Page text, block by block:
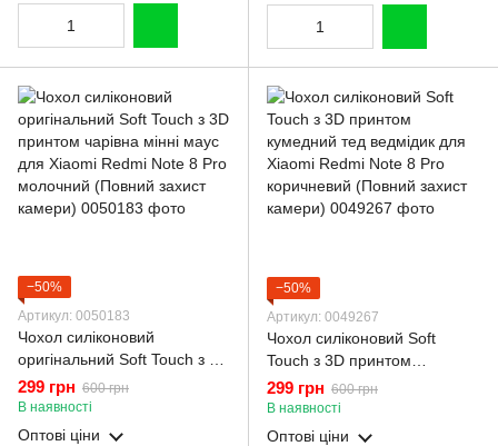
−50%
Артикул: 0050183
Чохол силіконовий
оригінальний Soft Touch з 3D
принтом чарівна мінні маус
для Xiaomi Redmi Note 8 Pro
молочний (Повний захист
299 грн 600 грн
В наявності
Оптові ціни
−50%
Артикул: 0049267
Чохол силіконовий Soft
Touch з 3D принтом
кумедний тед ведмідик для
Xiaomi Redmi Note 8 Pro
коричневий (Повний захист
299 грн 600 грн
В наявності
Оптові ціни